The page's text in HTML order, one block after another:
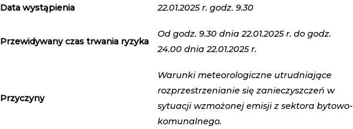
Data wystąpienia 22.01.2025 r. godz. 9.30
Przewidywany czas trwania ryzyka
Od godz. 9.30 dnia 22.01.2025 r. do godz.
24.00 dnia 22.01.2025 r.
Przyczyny
Warunki meteorologiczne utrudniające
rozprzestrzenianie się zanieczyszczeń w
sytuacji wzmożonej emisji z sektora bytowo-
komunalnego.